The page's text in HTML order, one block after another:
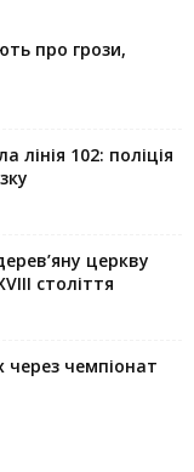
про грози,
102: поліція
церкву
століття
через чемпіонат